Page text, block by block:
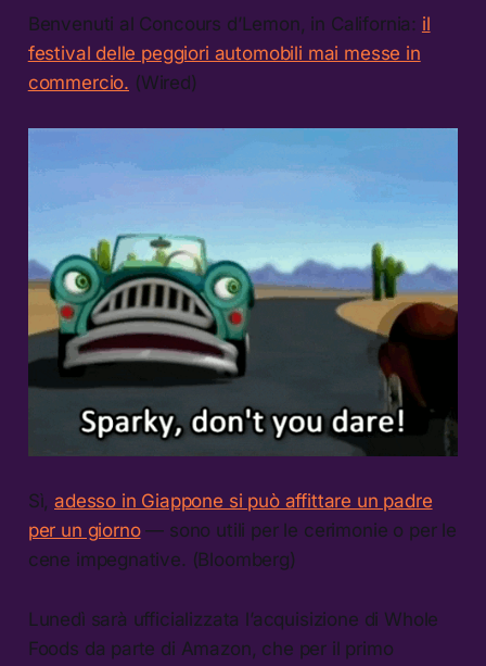
Benvenuti al Concours d’Lemon, in California: il
festival delle peggiori automobili mai messe in
commercio. (Wired)
Sì,adesso in Giappone si può affittare un padre
per un giorno— sono utili per le cerimonie o per le
cene impegnative. (Bloomberg)
Lunedì sarà ufficializzata l’acquisizione di Whole
Foods da parte di Amazon, che per il primo